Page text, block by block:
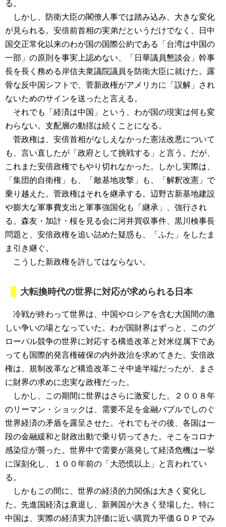
る。
しかし、防衛大臣の閣僚人事では踏み込み、大きな変化
が見られる。安倍前首相の実弟だというだけでなく、日中
国交正常化以来のわが国の国際公約である「台湾は中国の
一部」の原則を事実上認めない、「日華議員懇談会」幹事
長を長く務める岸信夫衆議院議員を防衛大臣に就けた。露
骨な反中国シフトで、菅新政権がアメリカに「誤解」され
ないためのサインを送ったと言える。
それでも「経済は中国」という、わが国の現実は何も変
わらない。支配層の動揺は続くことになる。
菅政権は、安倍首相がなしえなかった憲法改悪について
も、言い直したが「政府として挑戦する」と言う。だが、
これまた安倍政権でもやり切れなかった。しかし実際は、
「集団的自衛権」も、「敵基地攻撃」も、「解釈改憲」で
乗り越えた。菅政権はそれを継承する。辺野古新基地建設
や膨大な軍事費支出と軍事強国化も「継承」、強行され
る。森友・加計・桜を見る会に河井買収事件、黒川検事長
問題と、安倍政権を追い詰めた疑惑も、「ふた」をしたま
ま引き継ぐ。
こうした新政権を許してはならない。
大転換時代の世界に対応が求められる日本
冷戦が終わって世界は、中国やロシアを含む大国間の激
しい争いの場となっていた。わが国財界はずっと、このグ
ローバル競争の世界に対応する構造改革と対米従属下であ
っても国際的発言権確保の内外政治を求めてきた。安倍政
権は、規制改革など構造改革こそ中途半端だったが、まさ
に財界の求めに忠実な政権だった。
しかし、この期間に世界はさらに激変した。２００８年
のリーマン・ショックは、需要不足を金融バブルでしのぐ
世界経済の矛盾を露呈させた。それでもその後、各国は一
段の金融緩和と財政出動で乗り切ってきた。そこをコロナ
感染症が襲った。世界中で需要が蒸発して経済危機は一挙
に深刻化し、１００年前の「大恐慌以上」と言われてい
る。
しかもこの間に、世界の経済的力関係は大きく変化し
た。先進国経済は衰退し、新興国が大きく登場した。特に
中国は、実際の経済実力評価に近い購買力平価ＧＤＰでみ